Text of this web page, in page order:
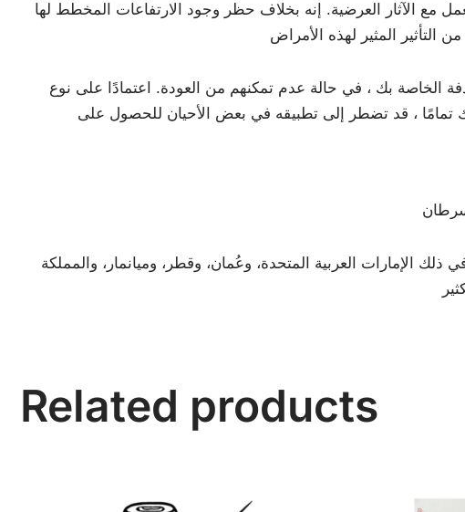
مع الآثار العرضية. إنه بخلاف حظر وجود الارتفاعات المخطط لها
الخاصة بك ، في حالة عدم تمكنهم من العودة. اعتمادًا على نوع
تمامًا ، قد تضطر إلى تطبيقه في بعض الأحيان للحصول على
الإمارات العربية المتحدة، وعُمان، وقطر، وميانمار، والمملكة
Related products